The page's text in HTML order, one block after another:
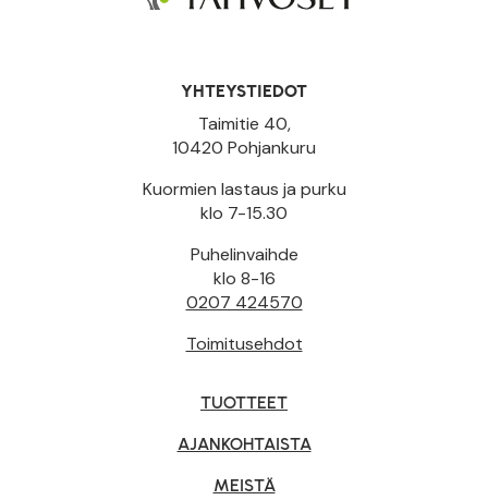
YHTEYSTIEDOT
Taimitie 40,
10420 Pohjankuru
Kuormien lastaus ja purku
klo 7-15.30
Puhelinvaihde
klo 8-16
0207 424570
Toimitusehdot
TUOTTEET
AJANKOHTAISTA
MEISTÄ